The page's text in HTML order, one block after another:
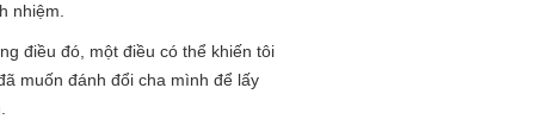
nhiệm.
điều đó, một điều có thể khiến tôi
muốn đánh đổi cha mình để lấy